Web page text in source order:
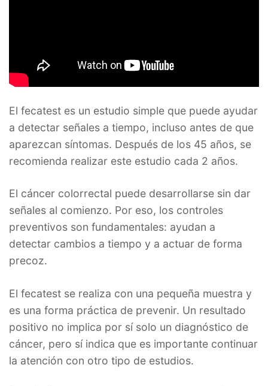
El fecatest es un estudio simple que puede ayudar
a detectar señales a tiempo, incluso antes de que
aparezcan síntomas. Después de los 45 años, se
recomienda realizar este estudio cada 2 años.
El cáncer colorrectal puede desarrollarse sin dar
señales al comienzo. Por eso, los controles
preventivos son fundamentales: ayudan a
detectar cambios a tiempo y a actuar de forma
precoz.
El fecatest se realiza con una pequeña muestra y
es una forma práctica de prevenir. Un resultado
positivo no implica por sí solo un diagnóstico de
cáncer, pero sí indica que es importante continuar
la atención con otro tipo de estudios.